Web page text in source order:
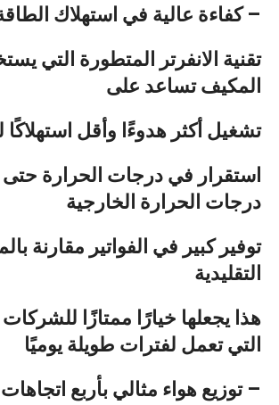
كفاءة عالية في استهلاك الطاقة –
تقنية الانفرتر المتطورة التي
المكيف تساعد على
تشغيل أكثر هدوءًا وأقل استهلاكًا
استقرار في درجات الحرارة حتى
درجات الحرارة الخارجية
توفير كبير في الفواتير مقارنة
التقليدية
هذا يجعلها خيارًا ممتازًا
التي تعمل لفترات طويلة يوميًا
توزيع هواء مثالي بأربع اتجاهات –